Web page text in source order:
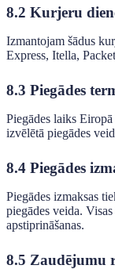
8.2 Kurjeru
Izmantojam šādus
Express, Itella,
8.3 Piegādes
Piegādes laiks
izvēlētā piegādes
8.4 Piegādes
Piegādes izmaksas
piegādes veida.
apstiprināšanas.
8.5 Zaudējumu